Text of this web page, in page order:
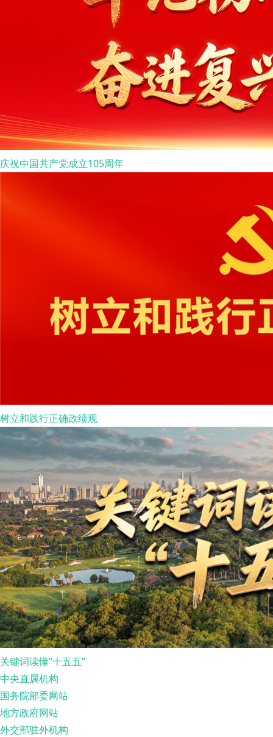
庆祝中国共产党成立105周年
树立和践行正确政绩观
关键词读懂“十五五”
中央直属机构
国务院部委网站
地方政府网站
外交部驻外机构